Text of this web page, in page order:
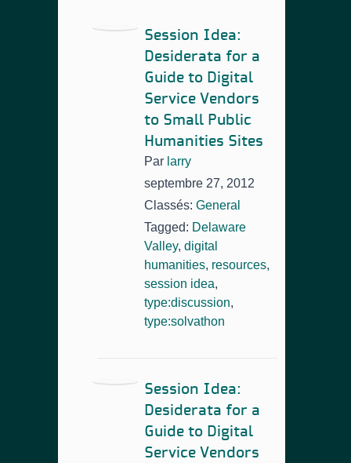
Session Idea:
Desiderata for a
Guide to Digital
Service Vendors
to Small Public
Humanities Sites
Par larry
septembre 27, 2012
Classés: General
Tagged: Delaware
Valley, digital
humanities, resources,
session idea,
type:discussion,
type:solvathon
Session Idea:
Desiderata for a
Guide to Digital
Service Vendors